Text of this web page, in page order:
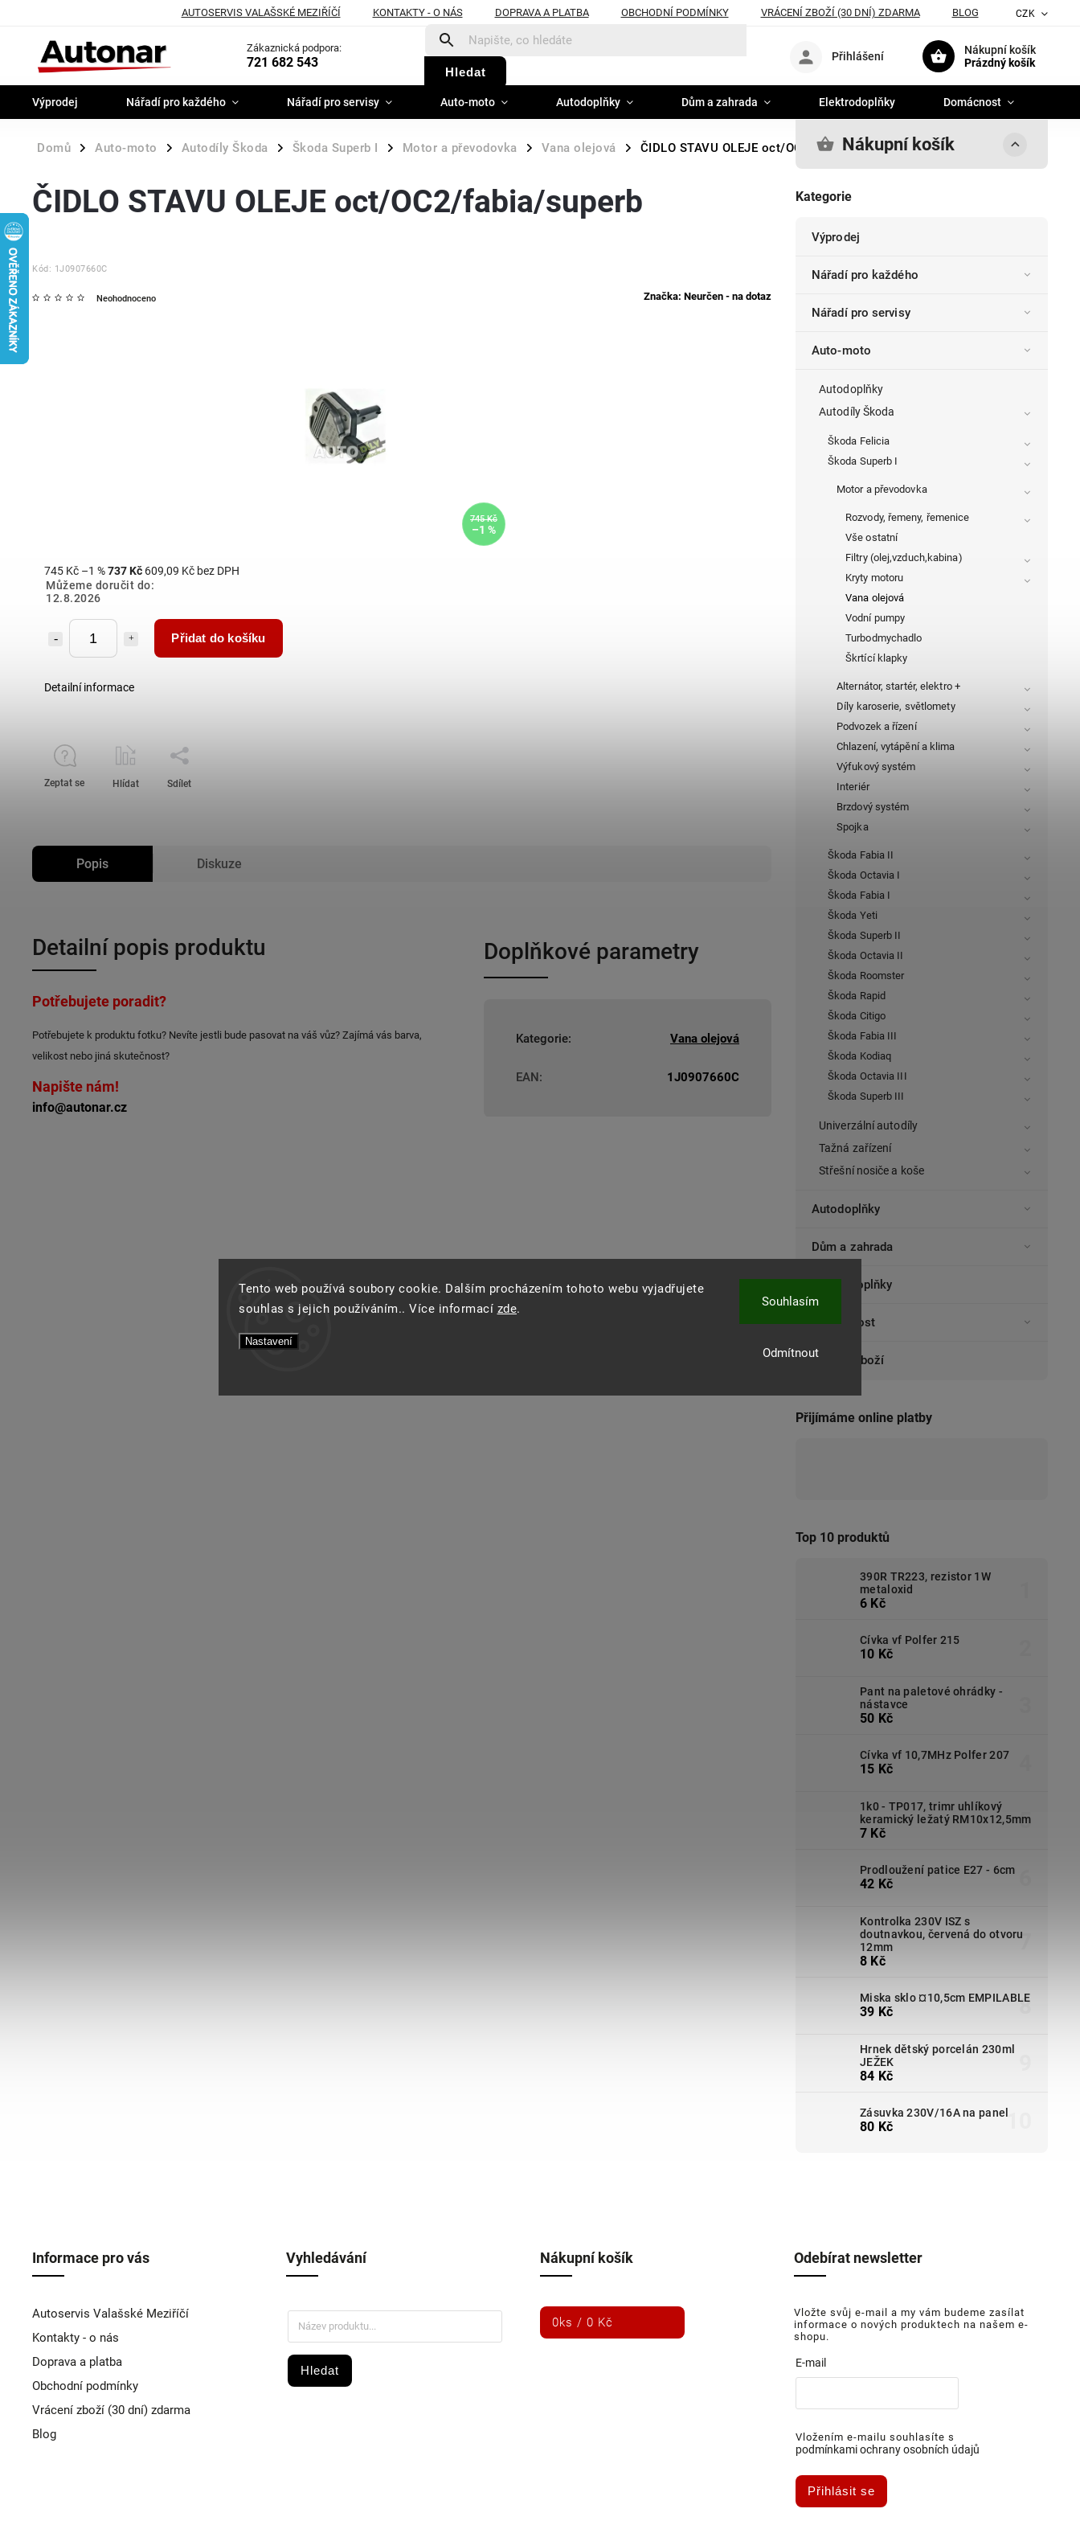
Tento web používá soubory cookie. Dalším procházením tohoto webu vyjadřujete
souhlas s jejich používáním.. Více informací zde.
Nastavení
Odmítnout
Souhlasím
AUTOSERVIS VALAŠSKÉ MEZIŘÍČÍ KONTAKTY - O NÁS DOPRAVA A PLATBA OBCHODNÍ PODMÍNKY VRÁCENÍ ZBOŽÍ (30 DNÍ) ZDARMA BLOG CZK
Zákaznická podpora:
721 682 543
Hledat
Nákupní košík
Prázdný košík
Přihlášení
Výprodej Nářadí pro každého Nářadí pro servisy Auto-moto Autodoplňky Dům a zahrada Elektrodoplňky Domácnost
Domů / Auto-moto / Autodíly Škoda / Škoda Superb I / Motor a převodovka / Vana olejová / ČIDLO STAVU OLEJE oct/OC2/fabia/superbNákupní košík
Kategorie
Výprodej
Nářadí pro každého
Nářadí pro servisy
Auto-moto
Autodoplňky
Autodíly Škoda
Škoda Felicia
Škoda Superb I
Motor a převodovka
Rozvody, řemeny, řemenice
Vše ostatní
Filtry (olej,vzduch,kabina)
Kryty motoru
Vana olejová
Vodní pumpy
Turbodmychadlo
Škrtící klapky
Alternátor, startér, elektro +
Díly karoserie, světlomety
Podvozek a řízení
Chlazení, vytápění a klima
Výfukový systém
Interiér
Brzdový systém
Spojka
Škoda Fabia II
Škoda Octavia I
Škoda Fabia I
Škoda Yeti
Škoda Superb II
Škoda Octavia II
Škoda Roomster
Škoda Rapid
Škoda Citigo
Škoda Fabia III
Škoda Kodiaq
Škoda Octavia III
Škoda Superb III
Univerzální autodíly
Tažná zařízení
Střešní nosiče a koše
Autodoplňky
Dům a zahrada
Elektrodoplňky
Domácnost
Ostatní zboží
Přijímáme online platby
Top 10 produktů
390R TR223, rezistor 1W
metaloxid
6 Kč
Cívka vf Polfer 215
10 Kč
Pant na paletové ohrádky -
nástavce
50 Kč
Cívka vf 10,7MHz Polfer 207
15 Kč
1k0 - TP017, trimr uhlíkový
keramický ležatý RM10x12,5mm
7 Kč
Prodloužení patice E27 - 6cm
42 Kč
Kontrolka 230V ISZ s
doutnavkou, červená do otvoru
12mm
8 Kč
Miska sklo ¤10,5cm EMPILABLE
39 Kč
Hrnek dětský porcelán 230ml
JEŽEK
84 Kč
Zásuvka 230V/16A na panel
80 Kč
ČIDLO STAVU OLEJE oct/OC2/fabia/superb
Kód: 1J0907660C
Neohodnoceno Značka: Neurčen - na dotaz
745 Kč
–1 %
745 Kč –1 %737 Kč 609,09 Kč bez DPH
Můžeme doručit do:
12.8.2026
Přidat do košíku
Detailní informace
Zeptat se Hlídat Sdílet
Popis Diskuze
Detailní popis produktu
Potřebujete poradit?
Potřebujete k produktu fotku? Nevíte jestli bude pasovat na váš vůz? Zajímá vás barva,
velikost nebo jiná skutečnost?
Napište nám!
info@autonar.cz
Doplňkové parametry
Kategorie: Vana olejová
EAN: 1J0907660C
Informace pro vás
Autoservis Valašské Meziříčí
Kontakty - o nás
Doprava a platba
Obchodní podmínky
Vrácení zboží (30 dní) zdarma
Blog
Vyhledávání
Hledat
Nákupní košík
0ks / 0 Kč
Odebírat newsletter
Vložte svůj e-mail a my vám budeme zasílat
informace o nových produktech na našem e-
shopu.
E-mail
Vložením e-mailu souhlasíte s
podmínkami ochrany osobních údajů
Přihlásit se